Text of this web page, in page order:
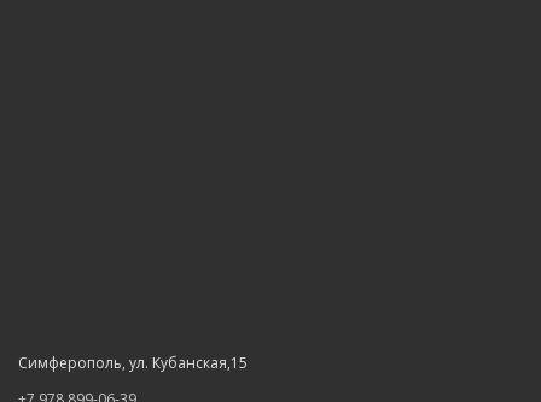
Симферополь, ул. Кубанская,15